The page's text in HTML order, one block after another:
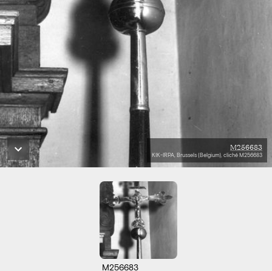
M256683
KIK-IRPA, Brussels (Belgium), cliché M256683
M256683